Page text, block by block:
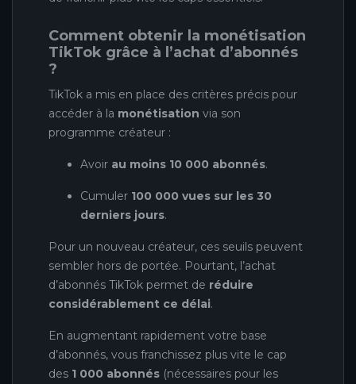
Comment obtenir la monétisation
TikTok grâce à l’achat d’abonnés
?
TikTok a mis en place des critères précis pour
accéder à la monétisation via son
programme créateur :
Avoir au moins 10 000 abonnés.
Cumuler 100 000 vues sur les 30
derniers jours.
Pour un nouveau créateur, ces seuils peuvent
sembler hors de portée. Pourtant, l’achat
d’abonnés TikTok permet de réduire
considérablement ce délai.
En augmentant rapidement votre base
d’abonnés, vous franchissez plus vite le cap
des 1 000 abonnés (nécessaires pour les